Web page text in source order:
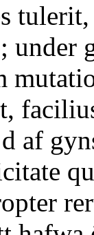
under
af